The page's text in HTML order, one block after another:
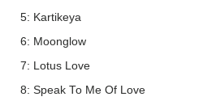
5: Kartikeya
6: Moonglow
7: Lotus Love
8: Speak To Me Of Love